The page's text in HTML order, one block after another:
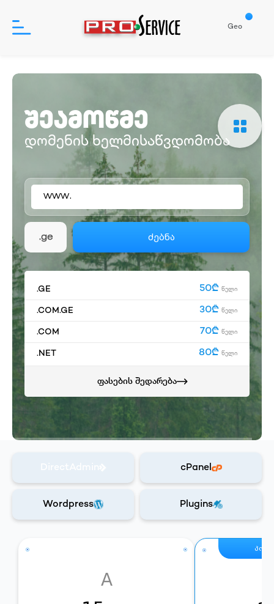
პროდუქტები
დახმარება
ჩვენ შესახებ
რეგისტრაცია
Geo
შეამოწმე
დომენის ხელმისაწვდომობა
www.
.ge ძებნა
.GE 50₾ წელი
.COM.GE 30₾ წელი
.COM 70₾ წელი
.NET 80₾ წელი
ფასების შედარება
cPanel
Wordpress Plugins
A